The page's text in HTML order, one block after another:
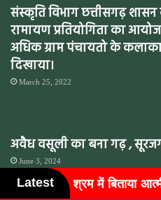
संस्कृति विभाग छत्तीसगढ़
रामायण प्रतियोगिता का
अधिक ग्राम पंचायतो के
दिखाया।
March 25, 2022
अवैध वसूली का बना गढ़ ,
June 3, 2024
Latest आदिवासी कांग्रेस में